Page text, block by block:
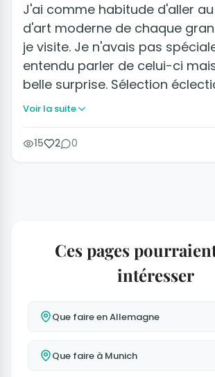
J'ai comme habitude d'aller
d'art moderne de chaque
je visite. Je n'avais pas
entendu parler de celui-ci
belle surprise. Sélection
Voir la suite
15 2 0
Ces pages
intéresser
Que faire en Allemagne
Que faire à Munich